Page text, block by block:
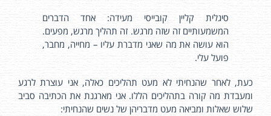
סיגלית קליין קובייסי מעידה: אחד הדברים
המשמעותיים זה שזה מרגש. זה תהליך מרגש, מפעים.
הוא עושה את מה שאני מדברת עליו – מחייה, מחבר,
פועל עלי.
כעת, לאחר שהנחיתי לא מעט תהליכים כאלה, אני עוצרת לרגע
ומעבדת מה קורה בתהליכים הללו. אני מארגנת את הכתיבה סביב
שלוש שאלות ומביאה מעט מדבריהן של נשים שהנחיתי: